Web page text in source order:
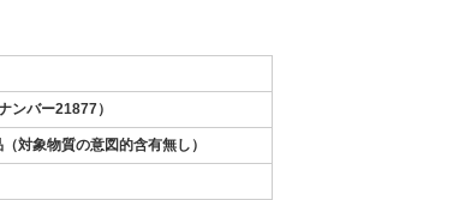
バー21877）
対象物質の意図的含有無し）